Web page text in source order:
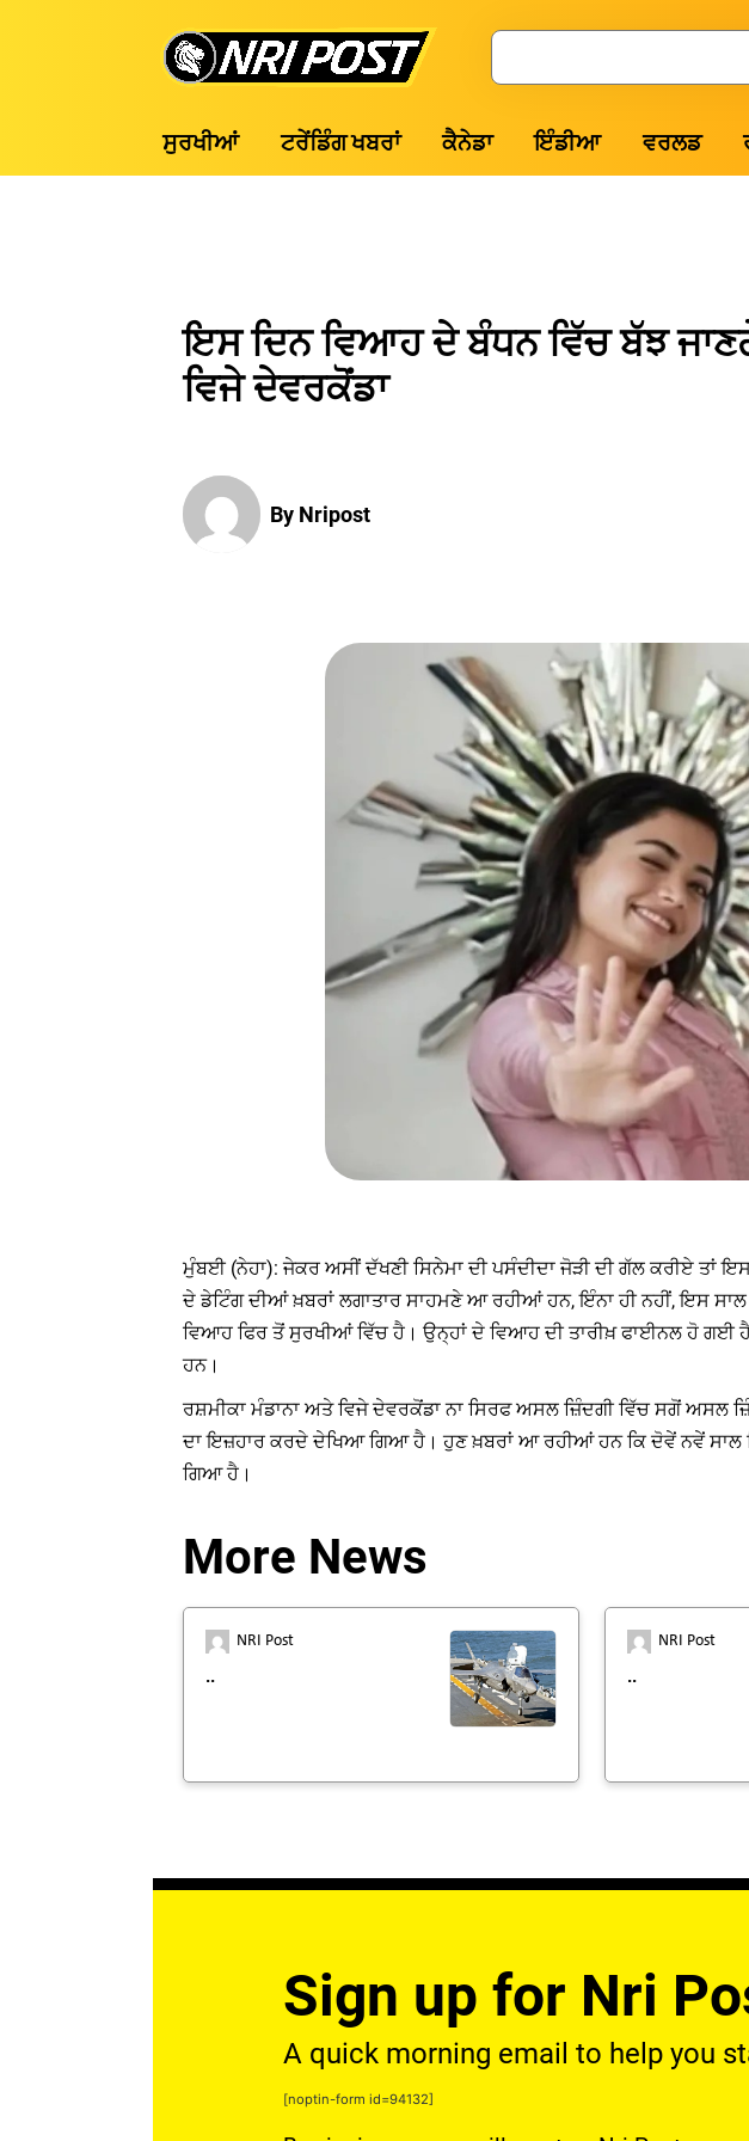
Post
Search
ਸੁਰਖੀਆਂ ਟਰੇਂਡਿੰਗ ਖਬਰਾਂ ਕੈਨੇਡਾ ਇੰਡੀਆ ਵਰਲਡ
ਇਸ ਦਿਨ ਵਿਆਹ ਦੇ ਬੰਧਨ ਵਿੱਚ ਬੱਝ
ਵਿਜੇ ਦੇਵਰਕੋਂਡਾ
By Nripost
ਮੁੰਬਈ (ਨੇਹਾ): ਜੇਕਰ ਅਸੀਂ ਦੱਖਣੀ ਸਿਨੇਮਾ ਦੀ ਪਸੰਦੀਦਾ ਜੋੜੀ ਦੀ ਗੱਲ ਕਰੀਏ ਤਾਂ
ਦੇ ਡੇਟਿੰਗ ਦੀਆਂ ਖ਼ਬਰਾਂ ਲਗਾਤਾਰ ਸਾਹਮਣੇ ਆ ਰਹੀਆਂ ਹਨ, ਇੰਨਾ ਹੀ ਨਹੀਂ, ਇਸ
ਵਿਆਹ ਫਿਰ ਤੋਂ ਸੁਰਖੀਆਂ ਵਿੱਚ ਹੈ। ਉਨ੍ਹਾਂ ਦੇ ਵਿਆਹ ਦੀ ਤਾਰੀਖ਼ ਫਾਈਨਲ ਹੋ ਗਈ
ਹਨ।
ਰਸ਼ਮੀਕਾ ਮੰਡਾਨਾ ਅਤੇ ਵਿਜੇ ਦੇਵਰਕੋਂਡਾ ਨਾ ਸਿਰਫ ਅਸਲ ਜ਼ਿੰਦਗੀ ਵਿੱਚ ਸਗੋਂ
ਦਾ ਇਜ਼ਹਾਰ ਕਰਦੇ ਦੇਖਿਆ ਗਿਆ ਹੈ। ਹੁਣ ਖ਼ਬਰਾਂ ਆ ਰਹੀਆਂ ਹਨ ਕਿ ਦੋਵੇਂ ਨਵੇਂ ਸਾਲ
ਗਿਆ ਹੈ।
More News
NRI Post
..
NRI Post
..
Sign up for Nri
A quick morning email to help you
[noptin-form id=94132]